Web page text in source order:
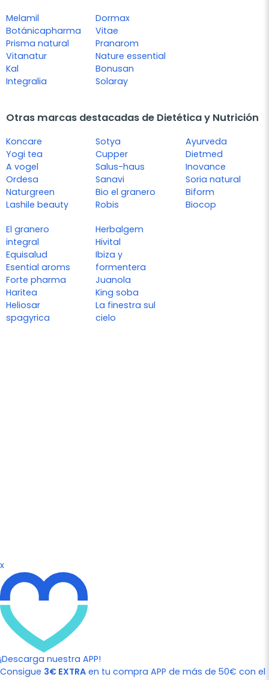
Melamil
Botánicapharma
Prisma natural
Vitanatur
Kal
Integralia
Dormax
Vitae
Pranarom
Nature essential
Bonusan
Solaray
Otras marcas destacadas de Dietética y Nutrición
Koncare
Yogi tea
A vogel
Ordesa
Naturgreen
Lashile beauty
Sotya
Cupper
Salus-haus
Sanavi
Bio el granero
Robis
Ayurveda
Dietmed
Inovance
Soria natural
Biform
Biocop
El granero
integral
Equisalud
Esential aroms
Forte pharma
Haritea
Heliosar
spagyrica
Herbalgem
Hivital
Ibiza y
formentera
Juanola
King soba
La finestra sul
cielo
x
¡Descarga nuestra APP!
Consigue 3€ EXTRA en tu compra APP de más de 50€ con el